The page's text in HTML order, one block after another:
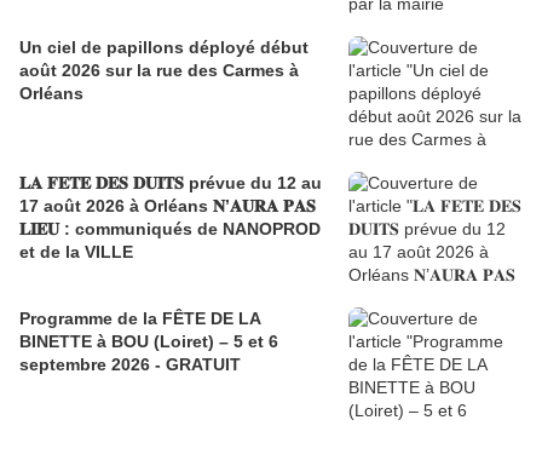
Un ciel de papillons déployé début
août 2026 sur la rue des Carmes à
Orléans
𝐋𝐀 𝐅𝐄𝐓𝐄 𝐃𝐄𝐒 𝐃𝐔𝐈𝐓𝐒 prévue du 12 au
17 août 2026 à Orléans 𝐍’𝐀𝐔𝐑𝐀 𝐏𝐀𝐒
𝐋𝐈𝐄𝐔 : communiqués de NANOPROD
et de la VILLE
Programme de la FÊTE DE LA
BINETTE à BOU (Loiret) – 5 et 6
septembre 2026 - GRATUIT